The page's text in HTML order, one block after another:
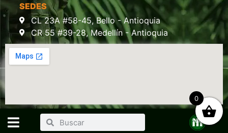
SEDES
CL 23A #58-45, Bello - Antioquia
CR 55 #39-28, Medellín - Antioquia
0